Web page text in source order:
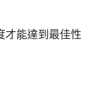
才能達到最佳性